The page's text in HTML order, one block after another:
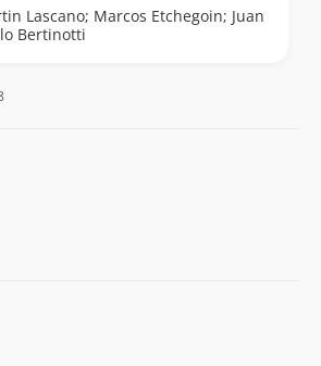
Lascano; Marcos Etchegoin; Juan
Bertinotti